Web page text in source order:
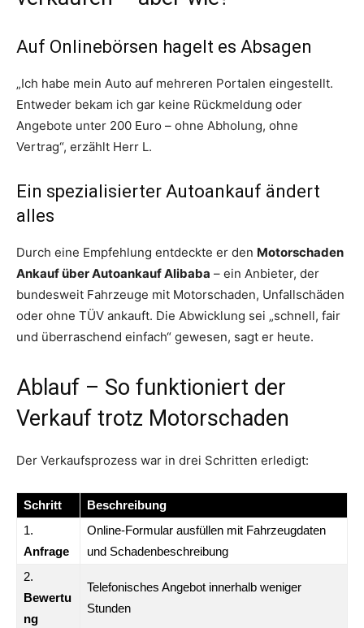
Auf Onlinebörsen hagelt es Absagen
„Ich habe mein Auto auf mehreren Portalen eingestellt.
Entweder bekam ich gar keine Rückmeldung oder
Angebote unter 200 Euro – ohne Abholung, ohne
Vertrag“, erzählt Herr L.
Ein spezialisierter Autoankauf ändert
alles
Durch eine Empfehlung entdeckte er den Motorschaden
Ankauf über Autoankauf Alibaba – ein Anbieter, der
bundesweit Fahrzeuge mit Motorschaden, Unfallschäden
oder ohne TÜV ankauft. Die Abwicklung sei „schnell, fair
und überraschend einfach“ gewesen, sagt er heute.
Ablauf – So funktioniert der
Verkauf trotz Motorschaden
Der Verkaufsprozess war in drei Schritten erledigt:
Schritt
Beschreibung
1.
Anfrage
Online-Formular ausfüllen mit Fahrzeugdaten
und Schadenbeschreibung
2.
Bewertu
ng
Telefonisches Angebot innerhalb weniger
Stunden